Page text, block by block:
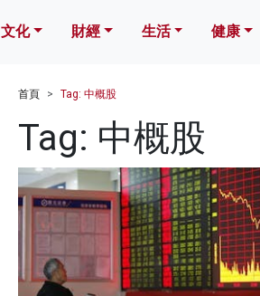
文化 財經 生活 健康
首頁 Tag: 中概股
Tag: 中概股